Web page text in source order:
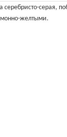
серая,
желтыми.